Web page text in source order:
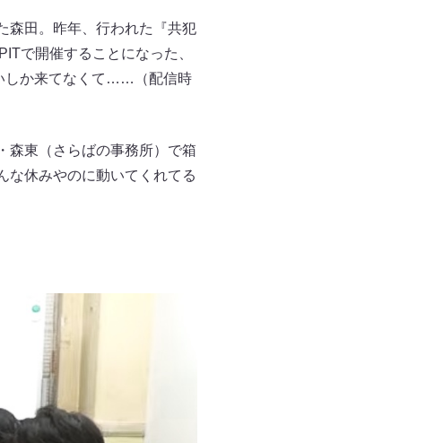
森田。昨年、行われた『共犯
で開催することになった、
しか来てなくて……（配信時
森東（さらばの事務所）で箱
な休みやのに動いてくれてる